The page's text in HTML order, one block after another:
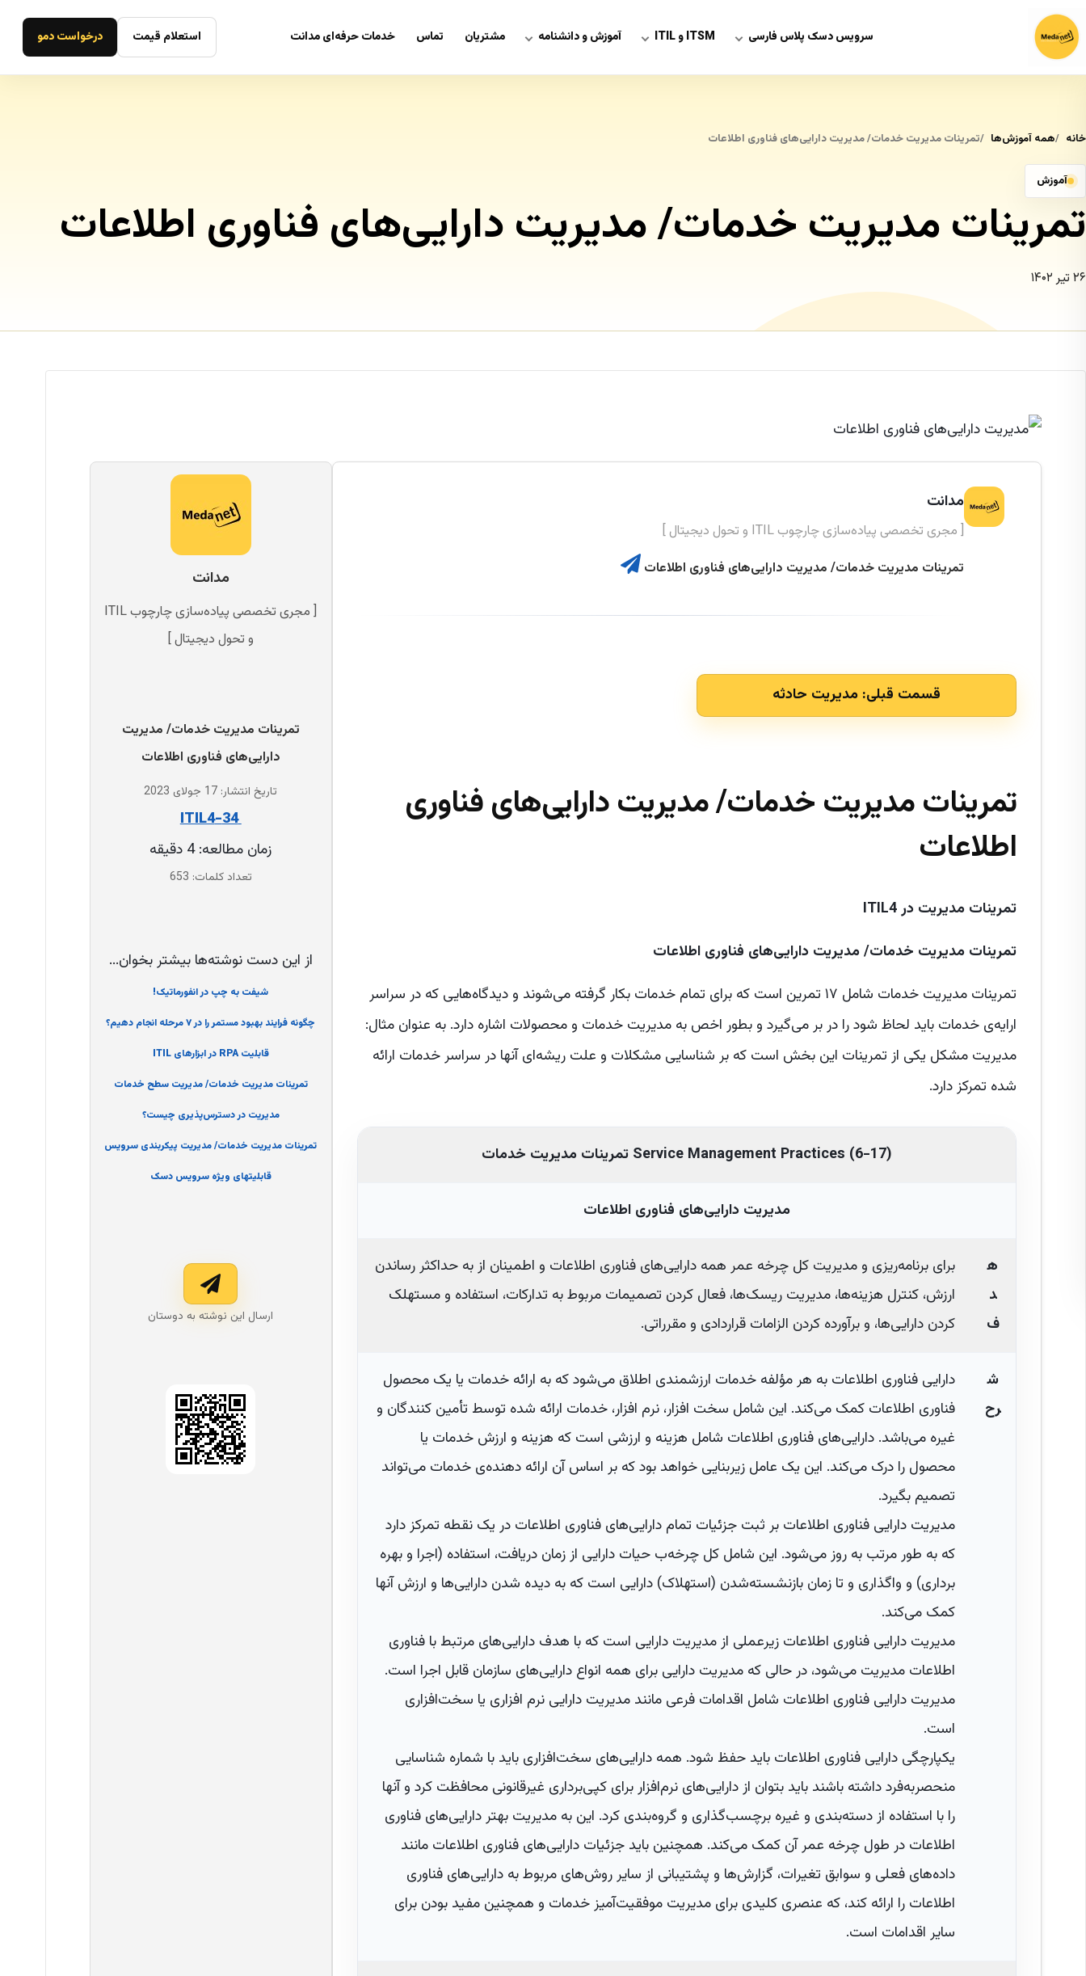
سرویس دسک پلاس فارسی ITSM و ITIL آموزش و دانشنامه مشتریان تماس خدمات حرفه‌ای مدانت استعلام قیمت درخواست دمو
خانه همه آموزش‌ها تمرینات مدیریت خدمات/ مدیریت دارایی‌های فناوری اطلاعات
آموزش
تمرینات مدیریت خدمات/ مدیریت دارایی‌های فناوری اطلاعات
۲۶ تیر ۱۴۰۲
مدانت
[ مجری تخصصی پیاده‌سازی چارچوب ITIL و تحول دیجیتال ]
تمرینات مدیریت خدمات/ مدیریت دارایی‌های فناوری اطلاعات
قسمت قبلی: مدیریت حادثه
تمرینات مدیریت خدمات/مدیریت دارایی‌های فناوری
اطلاعات
تمرینات مدیریت درITIL4
تمرینات مدیریت خدمات/مدیریت دارایی‌های فناوری اطلاعات
تمرینات مدیریت خدمات شامل ۱۷ تمرین است که برای تمام خدمات بکار گرفته می‌شوند و دیدگاه‌هایی که در سراسر
ارایه‌ی خدمات باید لحاظ شود را در بر می‌گیرد و بطور اخص به مدیریت خدمات و محصولات اشاره دارد. به عنوان مثال:
مدیریت مشکل یکی از تمرینات این بخش است که بر شناسایی مشکلات و علت ریشه‌ای آنها در سراسر خدمات ارائه
شده تمرکز دارد.
Service Management Practices (6-17) تمرینات مدیریت خدمات
مدیریت دارایی‌های فناوری اطلاعات
ه
د
ف
برای برنامه‌ریزی و مدیریت کل چرخه عمر همه دارایی‌های فناوری اطلاعات و اطمینان از به حداکثر رساندن
ارزش، کنترل هزینه‌ها، مدیریت ریسک‌ها، فعال کردن تصمیمات مربوط به تدارکات، استفاده و مستهلک
کردن دارایی‌ها، و برآورده کردن الزامات قراردادی و مقرراتی.
ش
رح
دارایی فناوری اطلاعات به هر مؤلفه خدمات ارزشمندی اطلاق می‌شود که به ارائه خدمات یا یک محصول
فناوری اطلاعات کمک می‌کند. این شامل سخت افزار، نرم افزار، خدمات ارائه شده توسط تأمین کنندگان و
غیره می‌باشد. دارایی‌های فناوری اطلاعات شامل هزینه و ارزشی است که هزینه و ارزش خدمات یا
محصول را درک می‌کند. این یک عامل زیربنایی خواهد بود که بر اساس آن ارائه دهنده‌ی خدمات می‌تواند
تصمیم بگیرد.
مدیریت دارایی فناوری اطلاعات بر ثبت جزئیات تمام دارایی‌های فناوری اطلاعات در یک نقطه تمرکز دارد
که به طور مرتب به روز می‌شود. این شامل کل چرخه‌ب حیات دارایی از زمان دریافت، استفاده (اجرا و بهره
برداری) و واگذاری و تا زمان بازنشسته‌شدن (استهلاک) دارایی است که به دیده شدن دارایی‌ها و ارزش آنها
کمک می‌کند.
مدیریت دارایی فناوری اطلاعات زیرعملی از مدیریت دارایی است که با هدف دارایی‌های مرتبط با فناوری
اطلاعات مدیریت می‌شود، در حالی که مدیریت دارایی برای همه انواع دارایی‌های سازمان قابل اجرا است.
مدیریت دارایی فناوری اطلاعات شامل اقدامات فرعی مانند مدیریت دارایی نرم افزاری یا سخت‌افزاری
است.
یکپارچگی دارایی فناوری اطلاعات باید حفظ شود. همه دارایی‌های سخت‌افزاری باید با شماره شناسایی
منحصربه‌فرد داشته باشند باید بتوان از دارایی‌های نرم‌افزار برای کپی‌برداری غیرقانونی محافظت کرد و آنها
را با استفاده از دسته‌بندی و غیره برچسب‌گذاری و گروه‌بندی کرد. این به مدیریت بهتر دارایی‌های فناوری
اطلاعات در طول چرخه عمر آن کمک می‌کند. همچنین باید جزئیات دارایی‌های فناوری اطلاعات مانند
داده‌های فعلی و سوابق تغیرات، گزارش‌ها و پشتیبانی از سایر روش‌های مربوط به دارایی‌های فناوری
اطلاعات را ارائه کند، که عنصری کلیدی برای مدیریت موفقیت‌آمیز خدمات و همچنین مفید بودن برای
سایر اقدامات است.
مدانت
[ مجری تخصصی پیاده‌سازی چارچوب ITIL
و تحول دیجیتال ]
تمرینات مدیریت خدمات/ مدیریت
دارایی‌های فناوری اطلاعات
تاریخ انتشار: 17 جولای 2023
‌ 34-ITIL4
زمان مطالعه: 4 دقیقه
تعداد کلمات: 653
از این دست نوشته‌ها بیشتر بخوان...
شیفت به چپ در انفورماتیک!
چگونه فرایند بهبود مستمر را در ۷ مرحله انجام دهیم؟
قابلیت RPA در ابزارهای ITIL
تمرینات مدیریت خدمات/ مدیریت سطح خدمات
مدیریت در دسترس‌پذیری چیست؟
تمرینات مدیریت خدمات/ مدیریت پیکربندی سرویس
قابلیتهای ویژه سرویس دسک
ارسال این نوشته به دوستان‌